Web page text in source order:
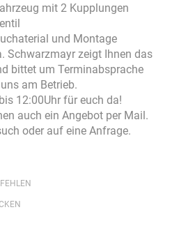
mit 2 Kupplungen
und Montage
Schwarzmayr zeigt Ihnen das
bittet um Terminabsprache
am Betrieb.
12:00Uhr für euch da!
auch ein Angebot per Mail.
oder auf eine Anfrage.